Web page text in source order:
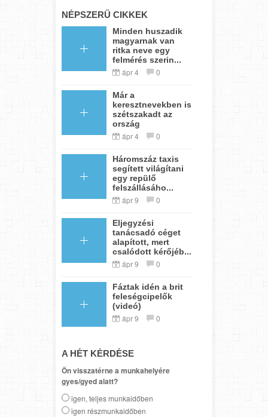
NÉPSZERŰ CIKKEK
Minden huszadik
magyarnak van
ritka neve egy
felmérés szerin...
ápr 4 0
Már a
keresztnevekben is
szétszakadt az
ország
ápr 4 0
Háromszáz taxis
segített világítani
egy repülő
felszállásáho...
ápr 9 0
Eljegyzési
tanácsadó céget
alapított, mert
csalódott kérőjéb...
ápr 9 0
Fáztak idén a brit
feleségcipelők
(videó)
ápr 9 0
A HÉT KÉRDÉSE
Ön visszatérne a munkahelyére
gyes/gyed alatt?
igen, teljes munkaidőben
igen részmunkaidőben